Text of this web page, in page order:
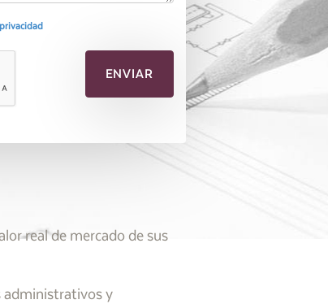
real de mercado de sus
administrativos y